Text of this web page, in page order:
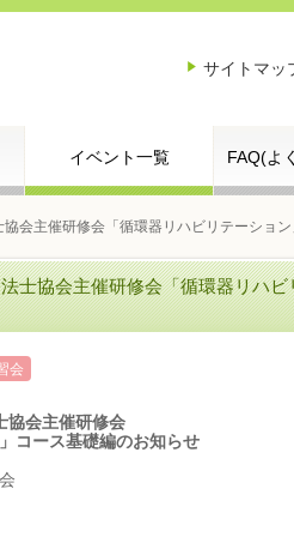
サイトマッ
イベント一覧 FAQ(よ
会主催研修会「循環器リハビリテーショ
士協会主催研修会「循環器リハ
会
会主催研修会
コース基礎編のお知らせ